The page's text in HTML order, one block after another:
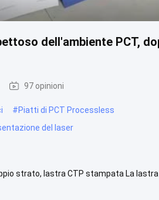
dell'ambiente PCT,
97 opinioni
#Piatti di PCT Processless
del laser
strato, lastra CTP stampata La